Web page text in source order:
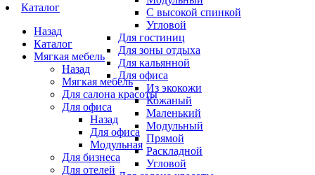
С высокой спинкой
Угловой
Для гостиниц
Для зоны отдыха
Для кальянной
Для офиса
Из экокожи
Кожаный
Маленький
Модульный
Прямой
Раскладной
Угловой
Каталог
Назад
Каталог
Мягкая мебель
Назад
Мягкая мебель
Для салона красоты
Для офиса
Назад
Для офиса
Модульная
Для бизнеса
Для отелей